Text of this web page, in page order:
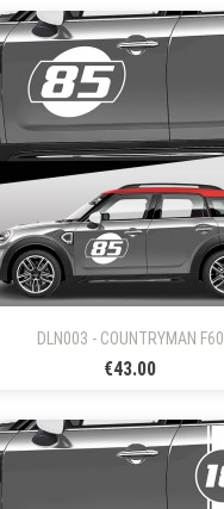
DLN003 - COUNTRYMAN F60
€43.00